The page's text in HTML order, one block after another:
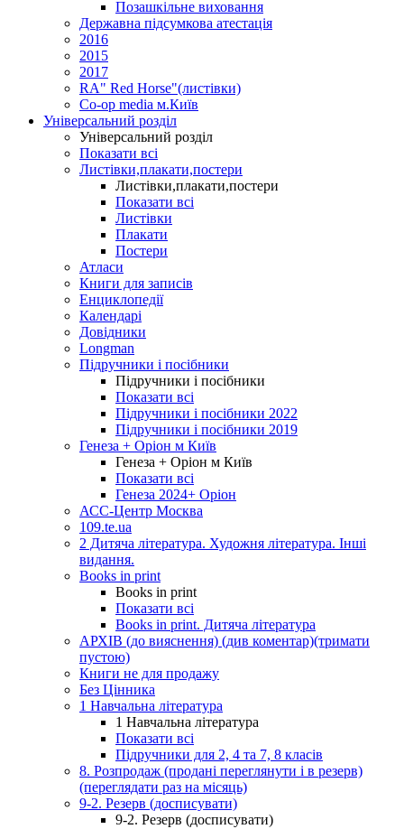
Позашкільне виховання
Державна підсумкова атестація
2016
2015
2017
RA" Red Horse"(листівки)
Co-op media м.Київ
Універсальний розділ
Універсальний розділ
Показати всі
Листівки,плакати,постери
Листівки,плакати,постери
Показати всі
Листівки
Плакати
Постери
Атласи
Книги для записів
Енциклопедії
Календарі
Довідники
Longman
Підручники і посібники
Підручники і посібники
Показати всі
Підручники і посібники 2022
Підручники і посібники 2019
Генеза + Оріон м Київ
Генеза + Оріон м Київ
Показати всі
Генеза 2024+ Оріон
АСС-Центр Москва
109.te.ua
2 Дитяча література. Художня література. Інші
видання.
Books in print
Books in print
Показати всі
Books in print. Дитяча література
АРХІВ (до вияснення) (див коментар)(тримати
пустою)
Книги не для продажу
Без Цінника
1 Навчальна література
1 Навчальна література
Показати всі
Підручники для 2, 4 та 7, 8 класів
8. Розпродаж (продані переглянути і в резерв)
(переглядати раз на місяць)
9-2. Резерв (досписувати)
9-2. Резерв (досписувати)